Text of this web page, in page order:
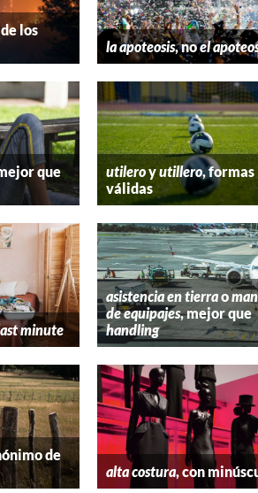
los
la apoteosis, noel
que
utileroyutillero, formas
válidas
minute
asistencia en tierrao
de equipajes, mejor que
handling
de
alta costura, con